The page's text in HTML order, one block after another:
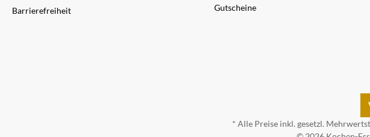
Barrierefreiheit
Gutscheine
* Alle Preise inkl. gesetzl.